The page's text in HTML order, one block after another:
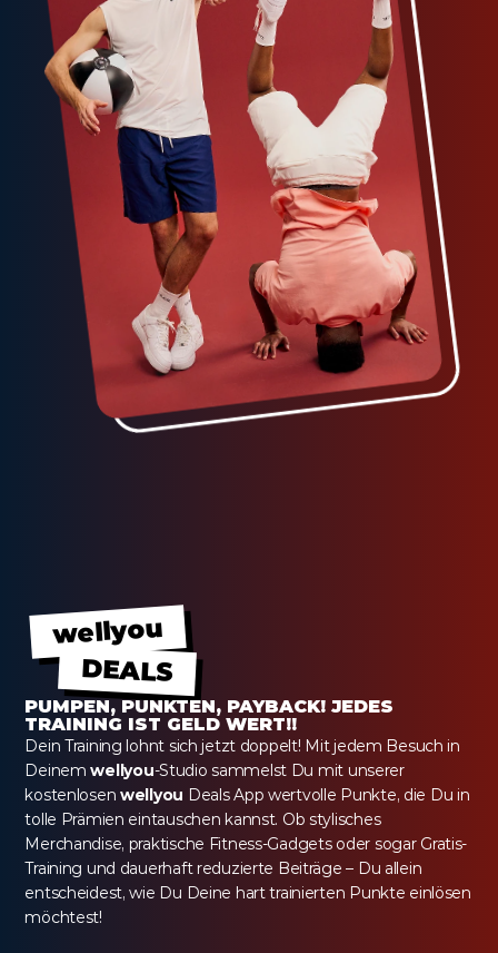
wellyou
DEALS
PUMPEN, PUNKTEN, PAYBACK! JEDES
TRAINING IST GELD WERT!!
Dein Training lohnt sich jetzt doppelt! Mit jedem Besuch in
Deinem wellyou-Studio sammelst Du mit unserer
kostenlosen wellyou Deals App wertvolle Punkte, die Du in
tolle Prämien eintauschen kannst. Ob stylisches
Merchandise, praktische Fitness-Gadgets oder sogar Gratis-
Training und dauerhaft reduzierte Beiträge – Du allein
entscheidest, wie Du Deine hart trainierten Punkte einlösen
möchtest!